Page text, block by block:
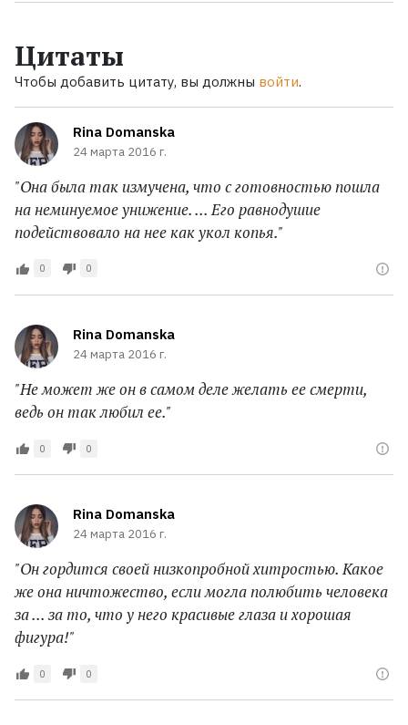
Цитаты
Чтобы добавить цитату, вы должны войти.
Rina Domanska
24 марта 2016 г.
"Она была так измучена, что с готовностью пошла
на неминуемое унижение. ... Его равнодушие
подействовало на нее как укол копья."
0 0
Rina Domanska
24 марта 2016 г.
"Не может же он в самом деле желать ее смерти,
ведь он так любил ее."
0 0
Rina Domanska
24 марта 2016 г.
"Он гордится своей низкопробной хитростью. Какое
же она ничтожество, если могла полюбить человека
за ... за то, что у него красивые глаза и хорошая
фигура!"
0 0